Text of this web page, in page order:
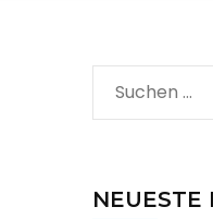
Suchen
nach:
NEUESTE